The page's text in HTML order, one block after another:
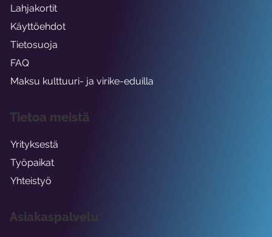
Asiakaspalvelu
Lahjakortit
Käyttöehdot
Tietosuoja
FAQ
Maksu kulttuuri- ja virike-eduilla
Tietoa meistä
Yrityksestä
Työpaikat
Yhteistyö